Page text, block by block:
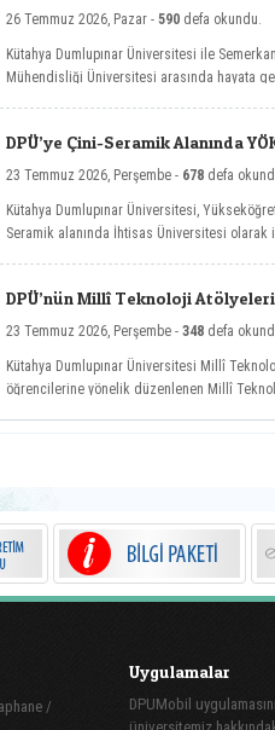
26 Temmuz 2026, Pazar - 590 defa okundu.
Kütahya Dumlupınar Üniversitesi ile
Mühendisliği Üniversitesi arasında hayata
DPÜ’ye Çini-Seramik Alanında
23 Temmuz 2026, Perşembe - 678 defa
Kütahya Dumlupınar Üniversitesi,
Seramik alanında İhtisas Üniversitesi olarak
DPÜ’nün Millî Teknoloji
23 Temmuz 2026, Perşembe - 348 defa
Kütahya Dumlupınar Üniversitesi Millî
öğrencilerine yönelik düzenlenen Millî
/
Uygulamalar
DPUMobil